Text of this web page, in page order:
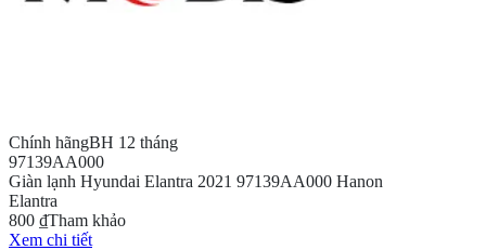
Chính hãngBH 12 tháng
97139AA000
Giàn lạnh Hyundai Elantra 2021 97139AA000 Hanon
Elantra
800 ₫Tham khảo
Xem chi tiết